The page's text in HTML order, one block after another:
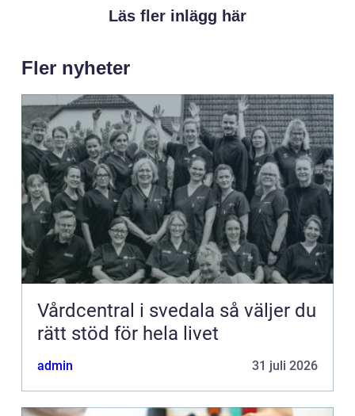
Läs fler inlägg här
Fler nyheter
Vårdcentral i svedala så väljer du
rätt stöd för hela livet
admin 31 juli 2026